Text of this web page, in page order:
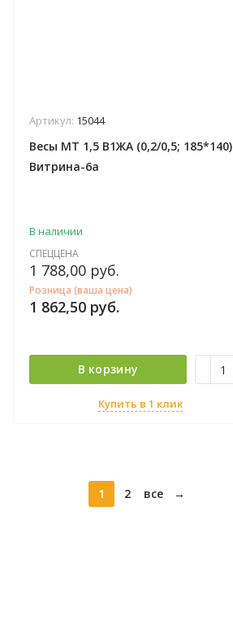
Артикул: 15044
Весы МТ 1,5 В1ЖА (0,2/0,5; 185*140)
Витрина-6а
В наличии
СПЕЦЦЕНА
1 788,00 руб.
Розница (ваша цена)
1 862,50 руб.
В корзину
Купить в 1 клик
1 2 все →